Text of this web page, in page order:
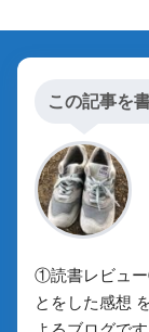
この記事を
①読書レビュ
とをした感想